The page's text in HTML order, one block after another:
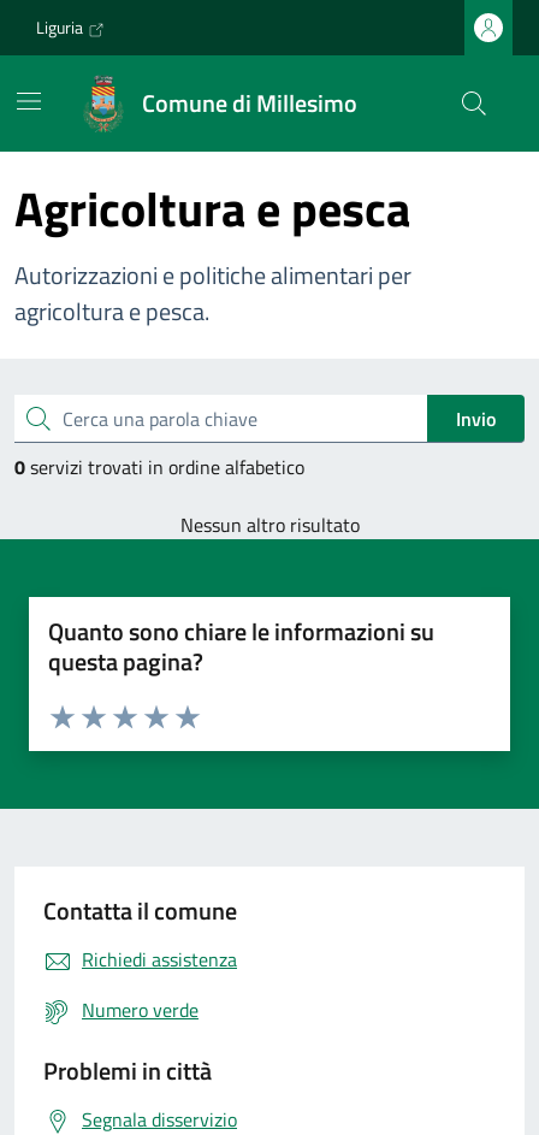
Liguria
Comune di Millesimo
Agricoltura e pesca
Autorizzazioni e politiche alimentari per
agricoltura e pesca.
Cerca una parola chiave
Invio
0servizi trovati in ordine alfabetico
Nessun altro risultato
Quanto sono chiare le informazioni su
questa pagina?
Valuta da 1 a 5 stelle la pagina
Valuta 5 stelle su 5
Valuta 4 stelle su 5
Valuta 3 stelle su 5
Valuta 2 stelle su 5
Valuta 1 stelle su 5
Contatta il comune
Richiedi assistenza
Numero verde
Problemi in città
Segnala disservizio